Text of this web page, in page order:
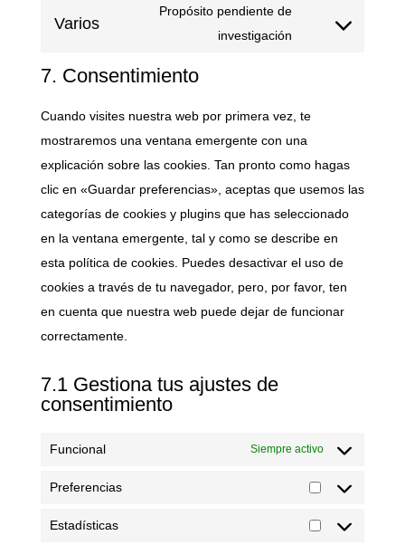
service
Varios
Propósito pendiente de
investigación
Consent
7. Consentimiento
Cuando visites nuestra web por primera vez, te
mostraremos una ventana emergente con una
explicación sobre las cookies. Tan pronto como hagas
clic en «Guardar preferencias», aceptas que usemos las
categorías de cookies y plugins que has seleccionado
en la ventana emergente, tal y como se describe en
esta política de cookies. Puedes desactivar el uso de
cookies a través de tu navegador, pero, por favor, ten
en cuenta que nuestra web puede dejar de funcionar
correctamente.
7.1 Gestiona tus ajustes de
consentimiento
Funcional Siempre activo
Preferencias
Preferencias
Estadísticas
Estadísticas